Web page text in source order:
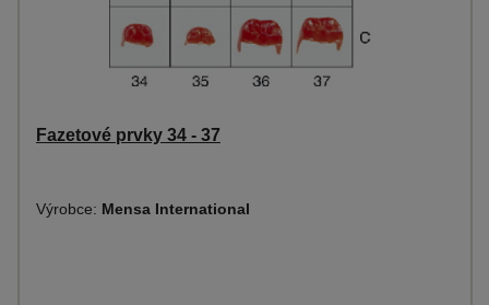
Fazetové prvky 34 - 37
Výrobce: Mensa International